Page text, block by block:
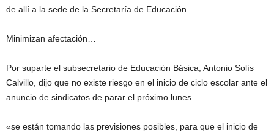
de allí a la sede de la Secretaría de Educación.
Minimizan afectación…
Por suparte el subsecretario de Educación Básica, Antonio Solís
Calvillo, dijo que no existe riesgo en el inicio de ciclo escolar ante el
anuncio de sindicatos de parar el próximo lunes.
«se están tomando las previsiones posibles, para que el inicio de